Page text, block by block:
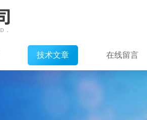
技术文章 在线留言